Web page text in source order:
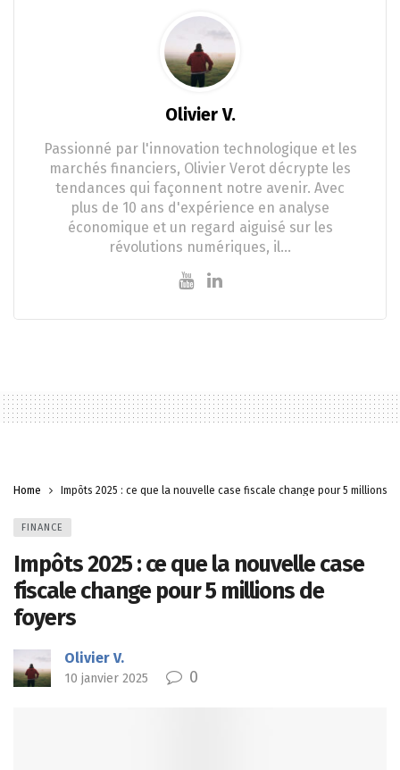
Olivier V.
Passionné par l'innovation technologique et les
marchés financiers, Olivier Verot décrypte les
tendances qui façonnent notre avenir. Avec
plus de 10 ans d'expérience en analyse
économique et un regard aiguisé sur les
révolutions numériques, il…
Home Impôts 2025 : ce que la nouvelle case fiscale change pour 5 millions
FINANCE
Impôts 2025 : ce que la nouvelle case
fiscale change pour 5 millions de
foyers
Olivier V.
10 janvier 2025 0